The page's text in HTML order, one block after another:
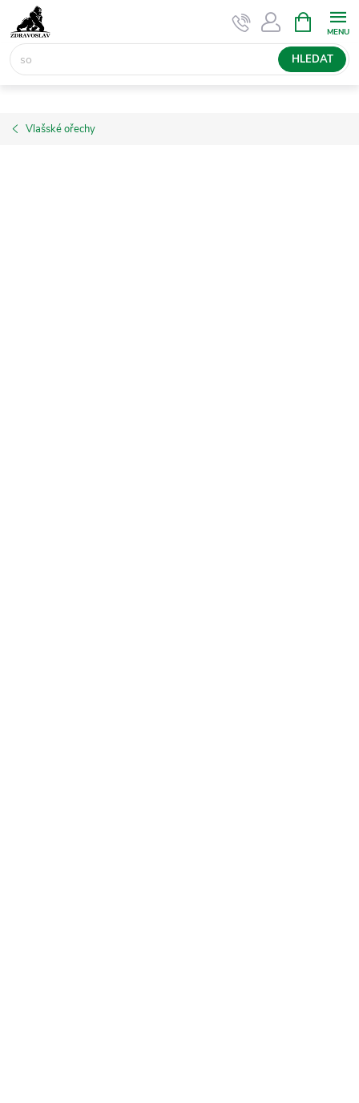
na
obsah
HLEDAT
NÁKUPNÍ
KOŠÍK
Vlašské ořechy